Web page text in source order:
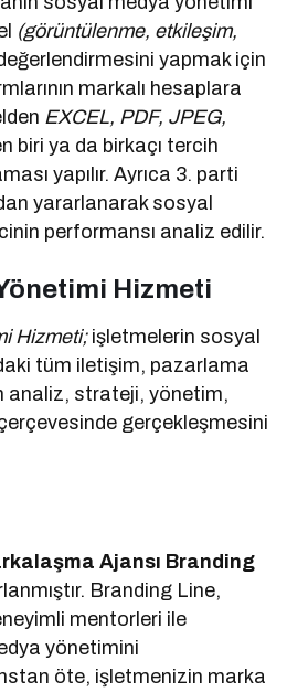
(görüntülenme, etkileşim,
yapmak için
markalı hesaplara
EXCEL, PDF, JPEG,
biri ya da birkaçı tercih
yapılır. Ayrıca 3. parti
yararlanarak sosyal
performansı analiz edilir.
Hizmeti
Hizmeti;işletmelerin sosyal
tüm iletişim, pazarlama
analiz, strateji, yönetim,
gerçekleşmesini
Ajansı Branding
Branding Line,
mentorleri ile
yönetimini
öte, işletmenizin marka